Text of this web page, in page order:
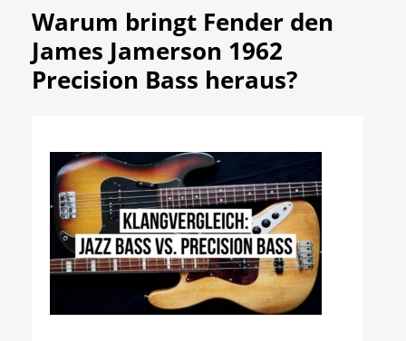
Warum bringt Fender den
James Jamerson 1962
Precision Bass heraus?